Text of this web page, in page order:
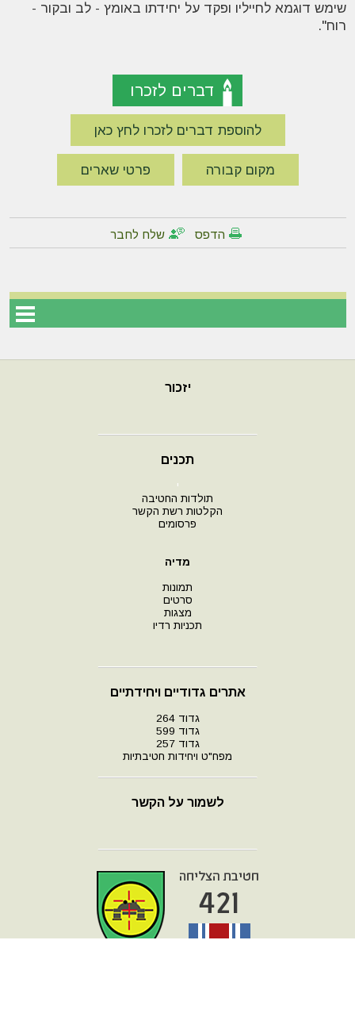
שימש דוגמא לחייליו ופקד על יחידתו באומץ - לב ובקור -
רוח".
דברים לזכרו
להוספת דברים לזכרו לחץ כאן
מקום קבורה פרטי שארים
הדפס שלח לחבר
יזכור
תכנים
י
תולדות החטיבה
הקלטות רשת הקשר
פרסומים
מדיה
תמונות
סרטים
מצגות
תכניות רדיו
אתרים גדודיים ויחידתיים
גדוד 264
גדוד 599
גדוד 257
מפח"ט ויחידות חטיבתיות
לשמור על הקשר